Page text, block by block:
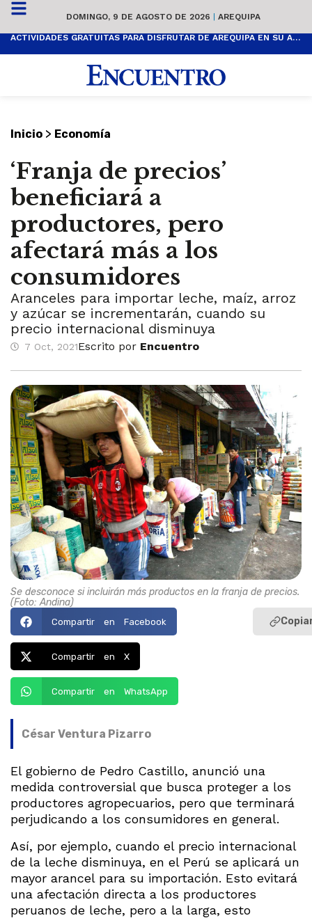
DOMINGO, 9 DE AGOSTO DE 2026 | AREQUIPA
ACTIVIDADES GRATUITAS PARA DISFRUTAR DE AREQUIPA EN SU ANIVERSARIO
Inicio > Economía
‘Franja de precios’
beneficiará a
productores, pero
afectará más a los
consumidores
Aranceles para importar leche, maíz, arroz
y azúcar se incrementarán, cuando su
precio internacional disminuya
7 Oct, 2021Escrito por Encuentro
Se desconoce si incluirán más productos en la franja de precios.
(Foto: Andina)
Compartir en Facebook
Compartir en X
Compartir en WhatsApp
César Ventura Pizarro
El gobierno de Pedro Castillo, anunció una
medida controversial que busca proteger a los
productores agropecuarios, pero que terminará
perjudicando a los consumidores en general.
Así, por ejemplo, cuando el precio internacional
de la leche disminuya, en el Perú se aplicará un
mayor arancel para su importación. Esto evitará
una afectación directa a los productores
peruanos de leche, pero a la larga, esto